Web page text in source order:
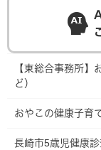
【東総合事務所
ど）
おやこの健康子育
長崎市5歳児健康